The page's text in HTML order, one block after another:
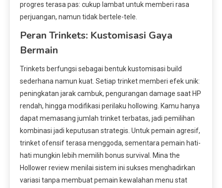
progres terasa pas: cukup lambat untuk memberi rasa
perjuangan, namun tidak bertele-tele.
Peran Trinkets: Kustomisasi Gaya
Bermain
Trinkets berfungsi sebagai bentuk kustomisasi build
sederhana namun kuat. Setiap trinket memberi efek unik:
peningkatan jarak cambuk, pengurangan damage saat HP
rendah, hingga modifikasi perilaku hollowing. Kamu hanya
dapat memasang jumlah trinket terbatas, jadi pemilihan
kombinasi jadi keputusan strategis. Untuk pemain agresif,
trinket ofensif terasa menggoda, sementara pemain hati-
hati mungkin lebih memilih bonus survival. Mina the
Hollower review menilai sistem ini sukses menghadirkan
variasi tanpa membuat pemain kewalahan menu stat